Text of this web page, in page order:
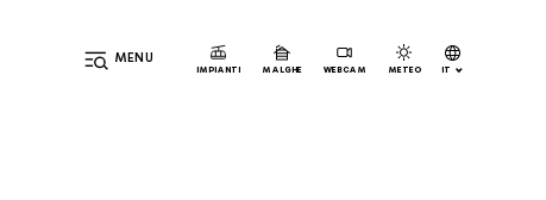
MENU
IMPIANTI MALGHE WEBCAM METEO IT